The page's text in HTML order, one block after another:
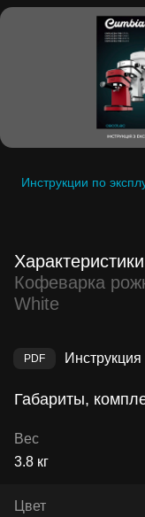
Инструкции по
Характеристики
Кофеварка
White
Габариты,
Вес
3.8 кг
Цвет